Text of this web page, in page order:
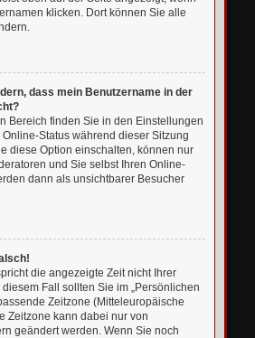
klicken. Dort können Sie alle
dass mein Benutzername in der
Bereich finden Sie in den Einstellungen
Status während dieser Sitzung
diese Option einschalten, können nur
und Sie selbst Ihren Online-
dann als unsichtbarer Besucher
die angezeigte Zeit nicht Ihrer
Fall sollten Sie im „Persönlichen
Zeitzone (Mitteleuropäische
Zeitzone kann dabei nur von
geändert werden. Wenn Sie noch